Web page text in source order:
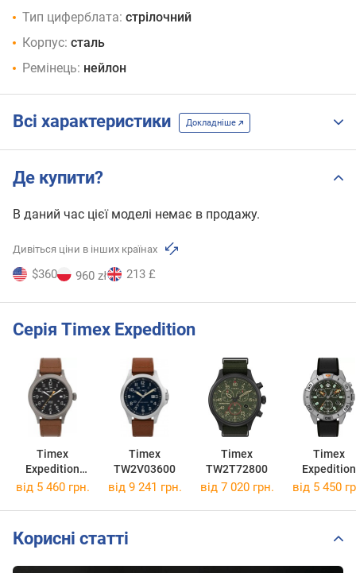
Тип циферблата: стрілочний
Корпус: сталь
Ремінець: нейлон
Всі характеристики Докладніше
Де купити?
В даний час цієї моделі немає в продажу.
Дивіться ціни в інших країнах
$360 960 zł 213 £
Серія Timex Expedition
Timex
Expedition
Scout
Timex
TW2V03600
Timex
TW2T72800
Timex
Expedition
Ridge
від 5 460 грн. від 9 241 грн. від 7 020 грн. від 5 450
Корисні статті